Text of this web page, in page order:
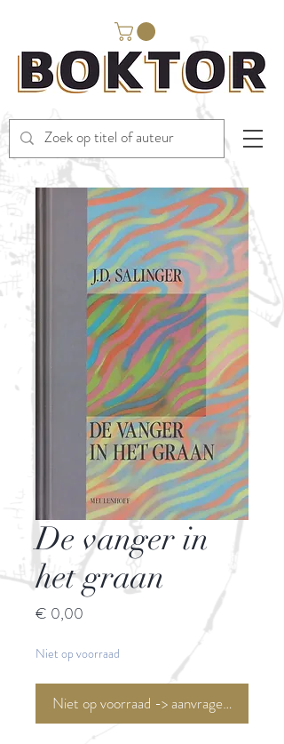
De vanger in
het graan
€ 0,00
Niet op voorraad
Niet op voorraad -> aanvragen <-